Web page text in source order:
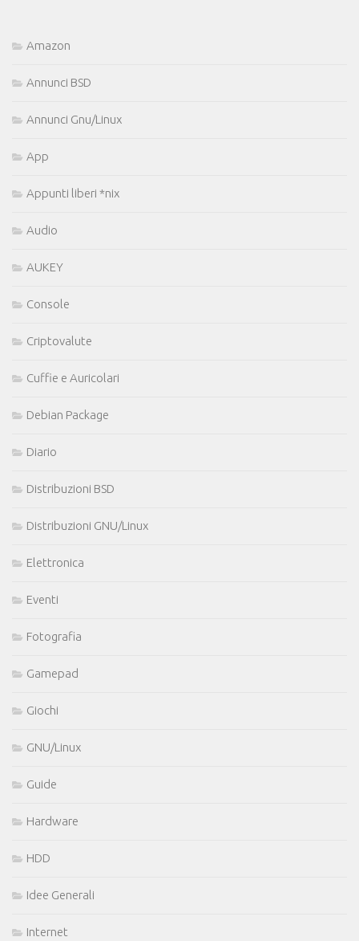
Amazon
Annunci BSD
Annunci Gnu/Linux
App
Appunti liberi *nix
Audio
AUKEY
Console
Criptovalute
Cuffie e Auricolari
Debian Package
Diario
Distribuzioni BSD
Distribuzioni GNU/Linux
Elettronica
Eventi
Fotografia
Gamepad
Giochi
GNU/Linux
Guide
Hardware
HDD
Idee Generali
Internet